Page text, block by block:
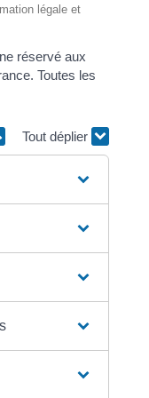
légale et
réservé aux
Toutes les
Tout déplier